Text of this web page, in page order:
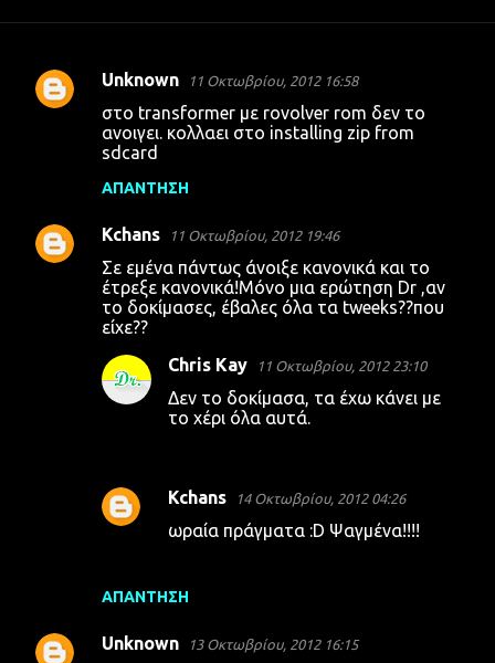
Σ
α
Unknown 11 Οκτωβρίου, 2012 16:58
στο transformer με rovolver rom δεν το
ανοιγει. κολλαει στο installing zip from
sdcard
ΑΠΆΝΤΗΣΗ
Kchans 11 Οκτωβρίου, 2012 19:46
Σε εμένα πάντως άνοιξε κανονικά και το
έτρεξε κανονικά!Μόνο μια ερώτηση Dr ,αν
το δοκίμασες, έβαλες όλα τα tweeks??που
είχε??
ΑΠΆΝΤΗΣΗ
Chris Kay 11 Οκτωβρίου, 2012 23:10
Δεν το δοκίμασα, τα έχω κάνει με
το χέρι όλα αυτά.
Kchans 14 Οκτωβρίου, 2012 04:26
ωραία πράγματα :D Ψαγμένα!!!!
Unknown 13 Οκτωβρίου, 2012 16:15